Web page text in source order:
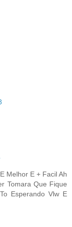
Melhor E + Facil Ah
Tomara Que Fique
Esperando Vlw E